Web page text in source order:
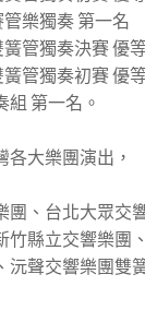
樂獨奏 第一名
管獨奏決賽 優
管獨奏初賽 優
第一名。
大樂團演出，
團、台北大眾交
竹縣立交響樂
沅聲交響樂團雙